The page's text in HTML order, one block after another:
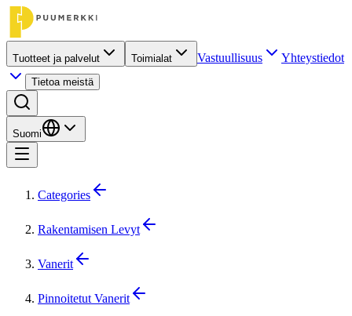
Tuotteet ja palvelut Toimialat Vastuullisuus Yhteystiedot
Tietoa meistä
Suomi
Categories
Rakentamisen Levyt
Vanerit
Pinnoitetut Vanerit